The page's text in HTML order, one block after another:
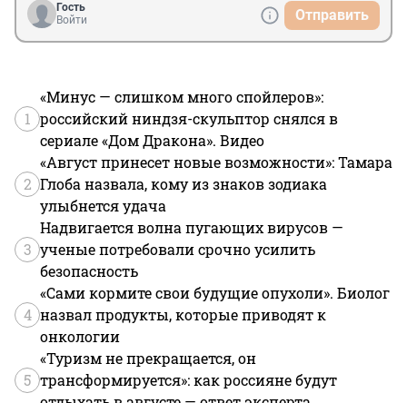
Гость
Войти
Отправить
1
«Минус — слишком много спойлеров»:
российский ниндзя-скульптор снялся в
сериале «Дом Дракона». Видео
2
«Август принесет новые возможности»: Тамара
Глоба назвала, кому из знаков зодиака
улыбнется удача
3
Надвигается волна пугающих вирусов —
ученые потребовали срочно усилить
безопасность
4
«Сами кормите свои будущие опухоли». Биолог
назвал продукты, которые приводят к
онкологии
5
«Туризм не прекращается, он
трансформируется»: как россияне будут